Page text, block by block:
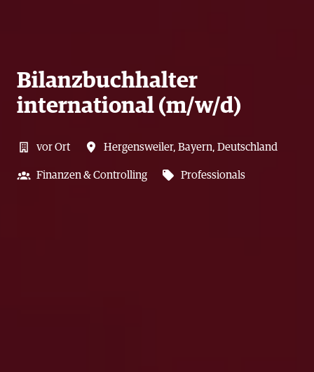
Bilanzbuchhalter
international (m/w/d)
vor Ort Hergensweiler, Bayern, Deutschland
Finanzen & Controlling Professionals